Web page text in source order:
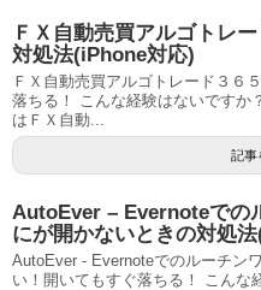
ＦＸ自動売買アルゴトレ
対処法(iPhone対応)
ＦＸ自動売買アルゴトレード３６
落ちる！ こんな経験はないですか
はＦＸ自動...
記事
AutoEver – Evernoteでの
にが開かないときの対処
AutoEver - Evernoteでのルーチン
い！開いてもすぐ落ちる！ こんな